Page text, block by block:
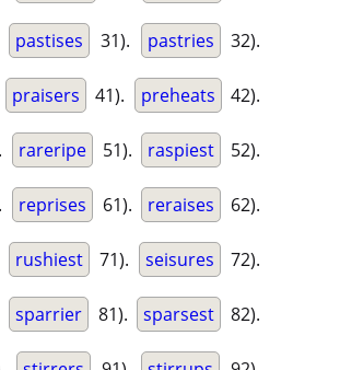
pastises 31). pastries 32).
praisers 41). preheats 42).
rareripe 51). raspiest 52).
reprises 61). reraises 62).
rushiest 71). seisures 72).
sparrier 81). sparsest 82).